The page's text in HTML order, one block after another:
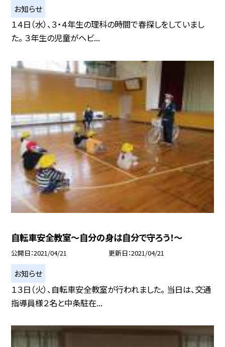
お知らせ
１４日（水）、３・４年生の理科の時間で春探しをしていまし
た。 ３年生の児童がヘビ...
自転車安全教室〜自分の身は自分で守ろう！〜
公開日 2021/04/21 更新日 2021/04/21
お知らせ
１３日（火）、自転車安全教室が行われました。 当日は、交通
指導員様２名と中条駐在...